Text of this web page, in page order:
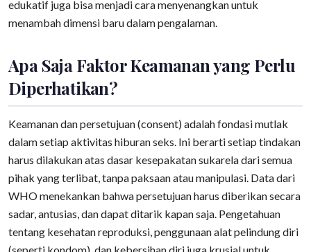
edukatif juga bisa menjadi cara menyenangkan untuk
menambah dimensi baru dalam pengalaman.
Apa Saja Faktor Keamanan yang Perlu
Diperhatikan?
Keamanan dan persetujuan (consent) adalah fondasi mutlak
dalam setiap aktivitas hiburan seks. Ini berarti setiap tindakan
harus dilakukan atas dasar kesepakatan sukarela dari semua
pihak yang terlibat, tanpa paksaan atau manipulasi. Data dari
WHO menekankan bahwa persetujuan harus diberikan secara
sadar, antusias, dan dapat ditarik kapan saja. Pengetahuan
tentang kesehatan reproduksi, penggunaan alat pelindung diri